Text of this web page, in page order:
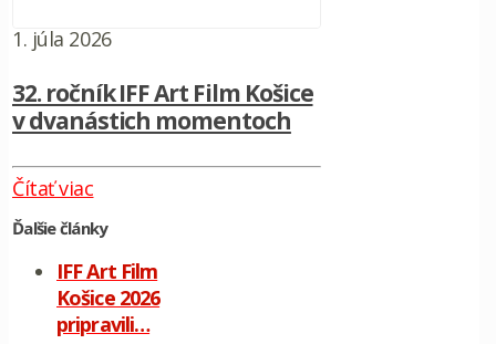
1. júla 2026
32. ročník IFF Art Film Košice
v dvanástich momentoch
Čítať viac
Ďalšie články
IFF Art Film
Košice 2026
pripravili…